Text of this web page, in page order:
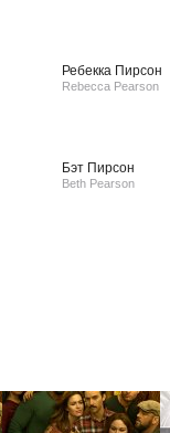
Ребекка Пирсон
Rebecca Pearson
Бэт Пирсон
Beth Pearson